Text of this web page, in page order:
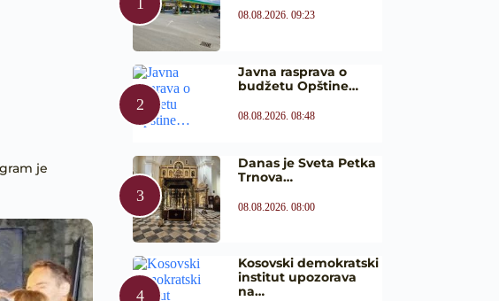
je
08.08.2026. 09:23
Javna rasprava o
budžetu Opštine…
08.08.2026. 08:48
Danas je Sveta Petka
Trnova…
08.08.2026. 08:00
Kosovski demokratski
institut upozorava
na…